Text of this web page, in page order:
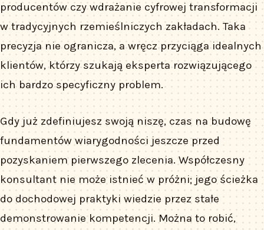
producentów czy wdrażanie cyfrowej transformacji
w tradycyjnych rzemieślniczych zakładach. Taka
precyzja nie ogranicza, a wręcz przyciąga idealnych
klientów, którzy szukają eksperta rozwiązującego
ich bardzo specyficzny problem.
Gdy już zdefiniujesz swoją niszę, czas na budowę
fundamentów wiarygodności jeszcze przed
pozyskaniem pierwszego zlecenia. Współczesny
konsultant nie może istnieć w próżni; jego ścieżka
do dochodowej praktyki wiedzie przez stałe
demonstrowanie kompetencji. Można to robić,